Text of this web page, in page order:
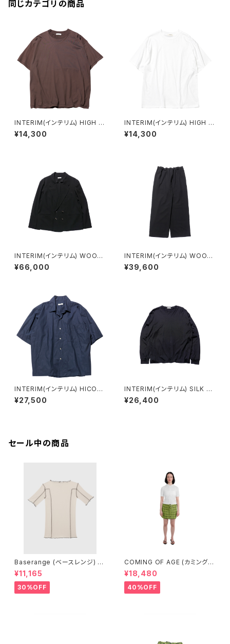
同じカテゴリの商品
INTERIM(インテリム) HIGH G
AUGE SUVIN JERSEY S/S T
EE (BROWN)
¥14,300
INTERIM(インテリム) HIGH G
AUGE SUVIN JERSEY S/S T
EE (PURE WHITE)
¥14,300
INTERIM(インテリム) WOOL
CREPE SABLE VOILE DEAD
STOCK FABRIC PIPING DO
¥66,000
INTERIM(インテリム) WOOL
CREPE SABLE VOILE DEAD
STOCK FABRIC WIDE DRES
¥39,600
INTERIM(インテリム) HICOU
NT TYPEWRITER DEADST
OCK FABRIC HYPER BIG S/
¥27,500
INTERIM(インテリム) SILK C
OTTON JERSEY DEADSTO
CK FABRIC L/S TEE
¥26,400
セール中の商品
Baserange (ベースレンジ) O
MATO 3/4 TEE SHIRT (DYL
AN BEIGE)
¥11,165
30%OFF
COMING OF AGE (カミングオ
ブエイジ) DRAWSTRING MIN
I SKIRT (GINGHAM LIME/BL
ACK）
¥18,480
40%OFF